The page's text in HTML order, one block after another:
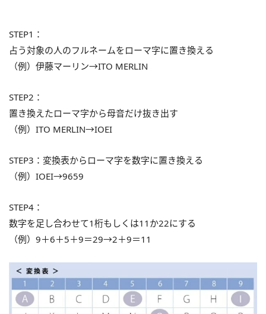
STEP1：
占う対象の人のフルネームをローマ字に置き換える
（例）伊藤マーリン→ITO MERLIN
STEP2：
置き換えたローマ字から母音だけ抜き出す
（例）ITO MERLIN→IOEI
STEP3：変換表からローマ字を数字に置き換える
（例）IOEI→9659
STEP4：
数字を足し合わせて1桁もしくは11か22にする
（例）9＋6＋5＋9＝29→2＋9＝11